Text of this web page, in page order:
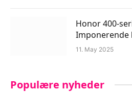
Honor 400-
11. May 2025
Populære nyheder